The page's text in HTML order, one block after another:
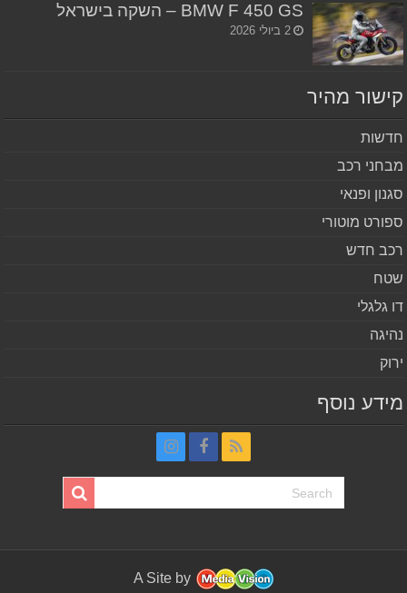
BMW F 450 GS – השקה בישראל
2 ביולי 2026
מהיר
רכב
ופנאי
מוטורי
חדש
גלגלי
נוסף
A Site by